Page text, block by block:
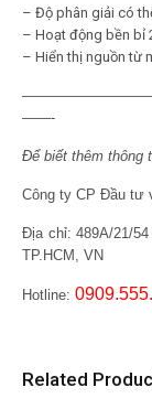
– Độ phân giải có
– Hoạt động bền bỉ
– Hiển thị nguồn từ
——-
Để biết thêm thông
Công ty CP Đầu tư
Địa chỉ: 489A/21/
TP.HCM, VN
Hotline:
Related